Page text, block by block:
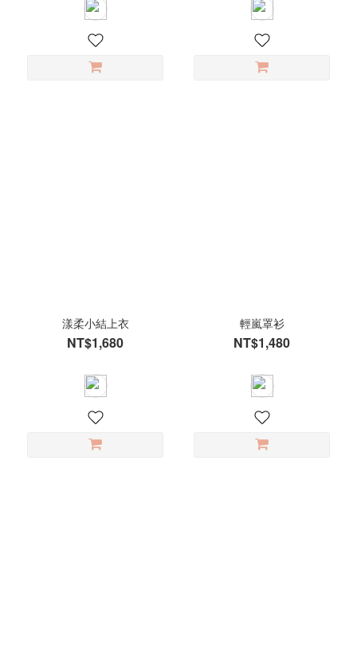
漾柔小結上衣
NT$1,680
輕嵐罩衫
NT$1,480